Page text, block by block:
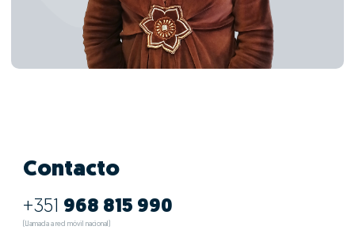
Contacto
+351 968 815 990
(Llamada a red móvil nacional)